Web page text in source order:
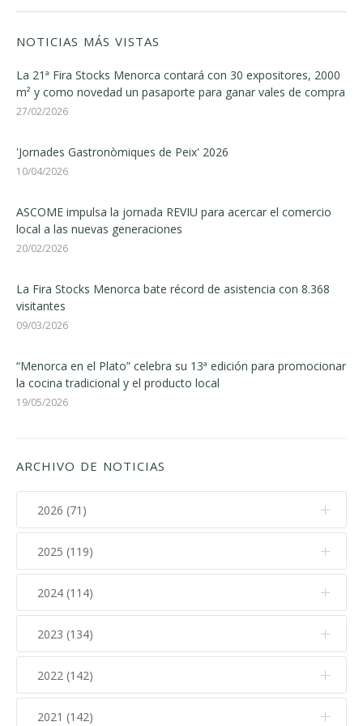
NOTICIAS MÁS VISTAS
La 21ª Fira Stocks Menorca contará con 30 expositores, 2000
m² y como novedad un pasaporte para ganar vales de compra
27/02/2026
'Jornades Gastronòmiques de Peix' 2026
10/04/2026
ASCOME impulsa la jornada REVIU para acercar el comercio
local a las nuevas generaciones
20/02/2026
La Fira Stocks Menorca bate récord de asistencia con 8.368
visitantes
09/03/2026
“Menorca en el Plato” celebra su 13ª edición para promocionar
la cocina tradicional y el producto local
19/05/2026
ARCHIVO DE NOTICIAS
2026 (71)
Julio (11)
Junio (7)
Abril (13)
Marzo (12)
Febrero (12)
2025 (119)
Diciembre (12)
Noviembre (17)
Septiembre (5)
2024 (114)
Diciembre (10)
Noviembre (14)
2023 (134)
Diciembre (11)
Noviembre (12)
2022 (142)
Diciembre (15)
2021 (142)